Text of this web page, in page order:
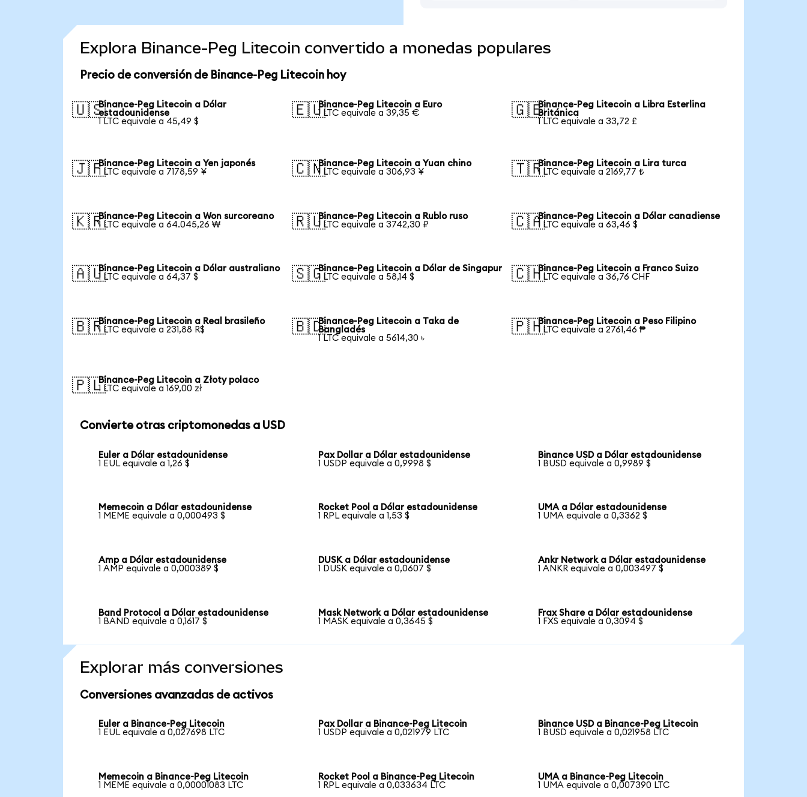
Explora Binance-Peg Litecoin convertido a monedas populares
Precio de conversión de Binance-Peg Litecoin hoy
🇺🇸Binance-Peg Litecoin a Dólar
estadounidense
1 LTC equivale a 45,49 $
🇪🇺Binance-Peg Litecoin a Euro
1 LTC equivale a 39,35 €
🇬🇧Binance-Peg Litecoin a Libra Esterlina
Británica
1 LTC equivale a 33,72 £
🇯🇵Binance-Peg Litecoin a Yen japonés
1 LTC equivale a 7178,59 ¥
🇨🇳Binance-Peg Litecoin a Yuan chino
1 LTC equivale a 306,93 ¥
🇹🇷Binance-Peg Litecoin a Lira turca
1 LTC equivale a 2169,77 ₺
🇰🇷Binance-Peg Litecoin a Won surcoreano
1 LTC equivale a 64.045,26 ₩
🇷🇺Binance-Peg Litecoin a Rublo ruso
1 LTC equivale a 3742,30 ₽
🇨🇦Binance-Peg Litecoin a Dólar canadiense
1 LTC equivale a 63,46 $
🇦🇺Binance-Peg Litecoin a Dólar australiano
1 LTC equivale a 64,37 $
🇸🇬Binance-Peg Litecoin a Dólar de Singapur
1 LTC equivale a 58,14 $
🇨🇭Binance-Peg Litecoin a Franco Suizo
1 LTC equivale a 36,76 CHF
🇧🇷Binance-Peg Litecoin a Real brasileño
1 LTC equivale a 231,88 R$
🇧🇩Binance-Peg Litecoin a Taka de
Bangladés
1 LTC equivale a 5614,30 ৳
🇵🇭Binance-Peg Litecoin a Peso Filipino
1 LTC equivale a 2761,46 ₱
🇵🇱Binance-Peg Litecoin a Złoty polaco
1 LTC equivale a 169,00 zł
Convierte otras criptomonedas a USD
Euler a Dólar estadounidense
1 EUL equivale a 1,26 $
Pax Dollar a Dólar estadounidense
1 USDP equivale a 0,9998 $
Binance USD a Dólar estadounidense
1 BUSD equivale a 0,9989 $
Memecoin a Dólar estadounidense
1 MEME equivale a 0,000493 $
Rocket Pool a Dólar estadounidense
1 RPL equivale a 1,53 $
UMA a Dólar estadounidense
1 UMA equivale a 0,3362 $
Amp a Dólar estadounidense
1 AMP equivale a 0,000389 $
DUSK a Dólar estadounidense
1 DUSK equivale a 0,0607 $
Ankr Network a Dólar estadounidense
1 ANKR equivale a 0,003497 $
Band Protocol a Dólar estadounidense
1 BAND equivale a 0,1617 $
Mask Network a Dólar estadounidense
1 MASK equivale a 0,3645 $
Frax Share a Dólar estadounidense
1 FXS equivale a 0,3094 $
Explorar más conversiones
Conversiones avanzadas de activos
Euler a Binance-Peg Litecoin
1 EUL equivale a 0,027698 LTC
Pax Dollar a Binance-Peg Litecoin
1 USDP equivale a 0,021979 LTC
Binance USD a Binance-Peg Litecoin
1 BUSD equivale a 0,021958 LTC
Memecoin a Binance-Peg Litecoin
1 MEME equivale a 0,00001083 LTC
Rocket Pool a Binance-Peg Litecoin
1 RPL equivale a 0,033634 LTC
UMA a Binance-Peg Litecoin
1 UMA equivale a 0,007390 LTC